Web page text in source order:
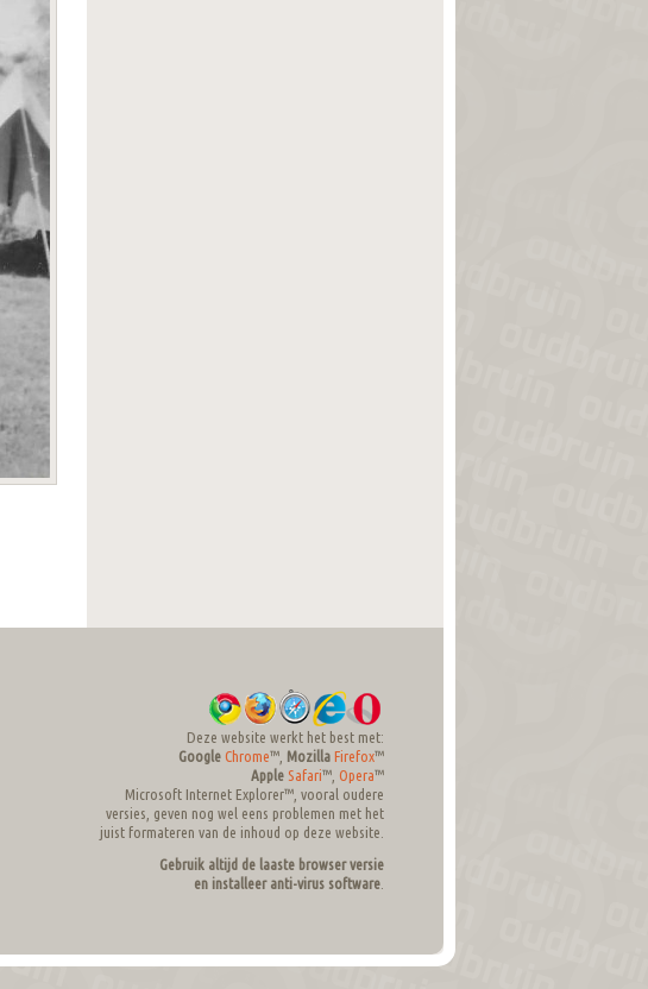
Deze website werkt het best met:
Google Chrome™, Mozilla Firefox™
Apple Safari™, Opera™
Microsoft Internet Explorer™, vooral oudere
versies, geven nog wel eens problemen met het
juist formateren van de inhoud op deze website.
Gebruik altijd de laaste browser versie
en installeer anti-virus software.